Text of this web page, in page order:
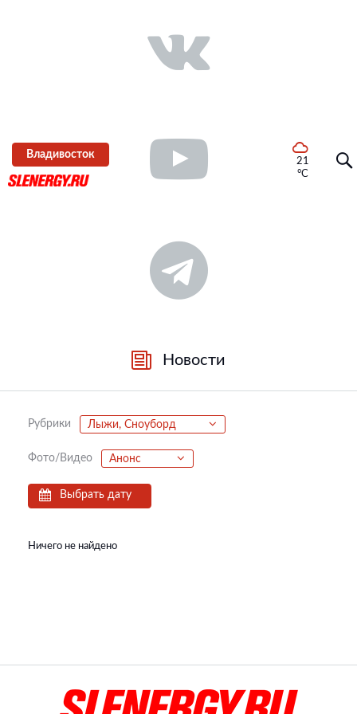
Владивосток
21
°C
Новости
Рубрики Лыжи, Сноуборд
Фото/Видео Анонс
Выбрать дату
Ничего не найдено